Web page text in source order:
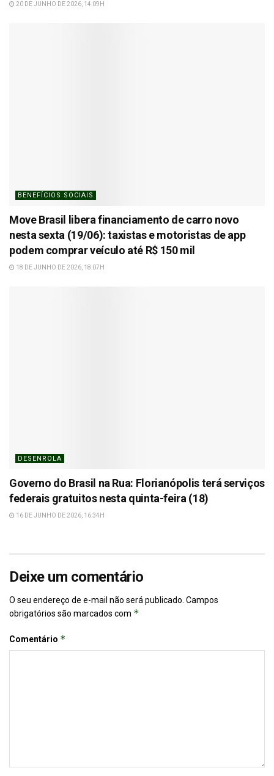
20 DE JUNHO DE 2026, 14:09H
BENEFÍCIOS SOCIAIS
Move Brasil libera financiamento de carro novo
nesta sexta (19/06): taxistas e motoristas de app
podem comprar veículo até R$ 150 mil
18 DE JUNHO DE 2026, 18:07H
DESENROLA
Governo do Brasil na Rua: Florianópolis terá serviços
federais gratuitos nesta quinta-feira (18)
16 DE JUNHO DE 2026, 16:34H
Deixe um comentário
O seu endereço de e-mail não será publicado. Campos
obrigatórios são marcados com *
Comentário *